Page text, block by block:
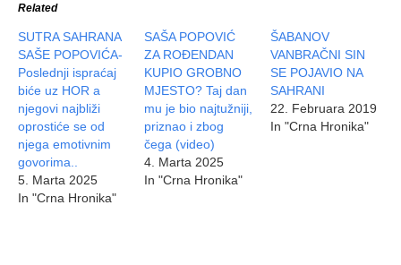
Related
SUTRA SAHRANA
SAŠE POPOVIĆA-
Poslednji ispraćaj
biće uz HOR a
njegovi najbliži
oprostiće se od
njega emotivnim
govorima..
5. Marta 2025
In "Crna Hronika"
SAŠA POPOVIĆ
ZA ROĐENDAN
KUPIO GROBNO
MJESTO? Taj dan
mu je bio najtužniji,
priznao i zbog
čega (video)
4. Marta 2025
In "Crna Hronika"
ŠABANOV
VANBRAČNI SIN
SE POJAVIO NA
SAHRANI
22. Februara 2019
In "Crna Hronika"